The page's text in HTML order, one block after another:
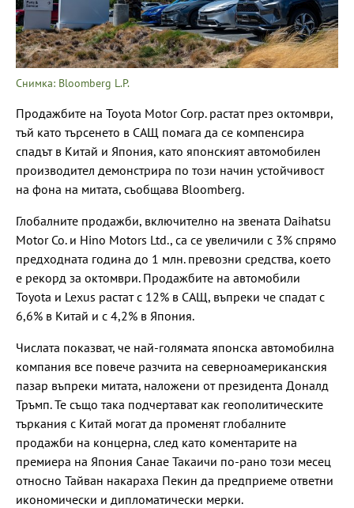
Снимка: Bloomberg L.P.
Продажбите на Toyota Motor Corp. растат през октомври,
тъй като търсенето в САЩ помага да се компенсира
спадът в Китай и Япония, като японският автомобилен
производител демонстрира по този начин устойчивост
на фона на митата, съобщава Bloomberg.
Глобалните продажби, включително на звената Daihatsu
Motor Co. и Hino Motors Ltd., са се увеличили с 3% спрямо
предходната година до 1 млн. превозни средства, което
е рекорд за октомври. Продажбите на автомобили
Toyota и Lexus растат с 12% в САЩ, въпреки че спадат с
6,6% в Китай и с 4,2% в Япония.
Числата показват, че най-голямата японска автомобилна
компания все повече разчита на северноамериканския
пазар въпреки митата, наложени от президента Доналд
Тръмп. Те също така подчертават как геополитическите
търкания с Китай могат да променят глобалните
продажби на концерна, след като коментарите на
премиера на Япония Санае Такаичи по-рано този месец
относно Тайван накараха Пекин да предприеме ответни
икономически и дипломатически мерки.